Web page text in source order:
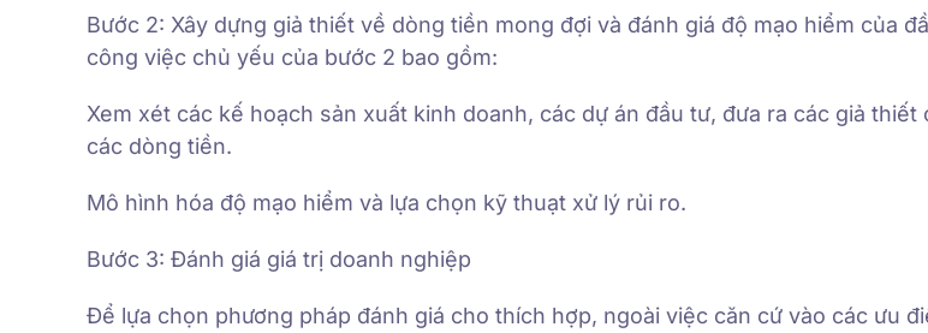
Bước 2: Xây dựng giả thiết về dòng tiền mong đợi và đánh giá độ mạo hiểm của
công việc chủ yếu của bước 2 bao gồm:
Xem xét các kế hoạch sản xuất kinh doanh, các dự án đầu tư, đưa ra các giả
các dòng tiền.
Mô hình hóa độ mạo hiểm và lựa chọn kỹ thuạt xử lý rủi ro.
Bước 3: Đánh giá giá trị doanh nghiệp
Để lựa chọn phương pháp đánh giá cho thích hợp, ngoài việc căn cứ vào các ưu